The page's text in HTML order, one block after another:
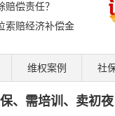
偿责任？
索赔经济补偿金
度
维权案例 社
、需培训、卖初